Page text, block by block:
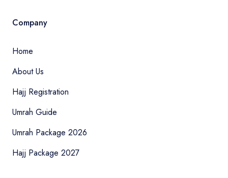
Company
Home
About Us
Hajj Registration
Umrah Guide
Umrah Package 2026
Hajj Package 2027